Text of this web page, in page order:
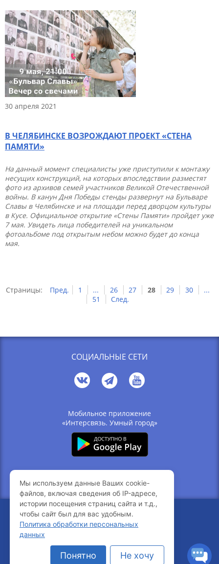
30 апреля 2021
В ЧЕЛЯБИНСКЕ ВОЗРОЖДАЮТ ПРОЕКТ «СТЕНА
ПАМЯТИ»
На данный момент специалисты уже приступили к монтажу
несущих конструкций, на которых впоследствии разместят
фото из архивов семей участников Великой Отечественной
войны. В канун Дня Победы стенды развернут на Бульваре
Славы в Челябинске и на площади перед дворцом культуры
в Кусе. Официальное открытие «Стены Памяти» пройдет уже
7 мая. Увидеть лица победителей на уникальном
фотоальбоме под открытым небом можно будет до конца
мая.
Страницы: Пред. 1 ... 26 27 28 29 30
...
51
След.
Мы используем данные Ваших cookie-
файлов, включая сведения об IP-адресе,
истории посещения страниц сайта и т.д.,
чтобы сайт был для вас удобным.
Политика обработки персональных
данных
Понятно Не хочу
СОЦИАЛЬНЫЕ СЕТИ
Мобильное приложение
«Интерсвязь. Умный город»
Вакансии
© 2005-2026 Интерсвязь
Ваш IP-адрес 216.73.216.192
777-77-77